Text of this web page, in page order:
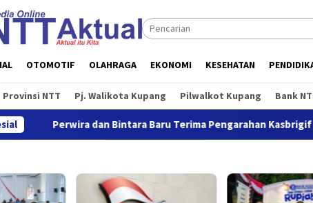
OTOMOTIF OLAHRAGA EKONOMI KESEHATAN
Provinsi NTT Pj. Walikota Kupang Pilwalkot Kupang Bank
Perwira dan Bintara Baru Terima Pengarahan Kasbrigif 21/